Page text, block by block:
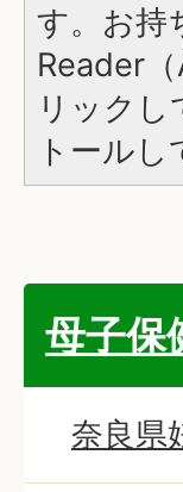
す。お持
Reader
リック
トールし
母子保
奈良県